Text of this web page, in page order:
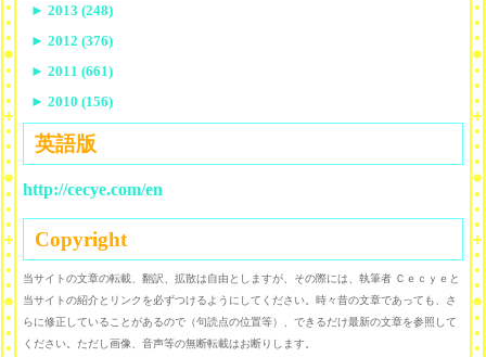
► 2013 (248)
► 2012 (376)
► 2011 (661)
► 2010 (156)
英語版
http://cecye.com/en
Copyright
当サイトの文章の転載、翻訳、拡散は自由としますが、その際には、執筆者 Ｃｅｃｙｅと
当サイトの紹介とリンクを必ずつけるようにしてください。時々昔の文章であっても、さ
らに修正していることがあるので（句読点の位置等）、できるだけ最新の文章を参照して
ください。ただし画像、音声等の無断転載はお断りします。